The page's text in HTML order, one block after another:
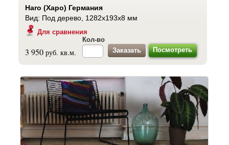
Haro (Харо) Германия
Вид: Под дерево, 1282x193x8 мм
Для сравнения
3 950 руб. кв.м.
Кол-во
Посмотреть